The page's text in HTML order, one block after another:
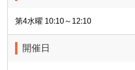
第4水曜 10:10～12:10
開催日